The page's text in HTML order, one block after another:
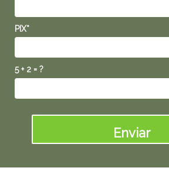
PIX*
5 + 2 = ?
Enviar